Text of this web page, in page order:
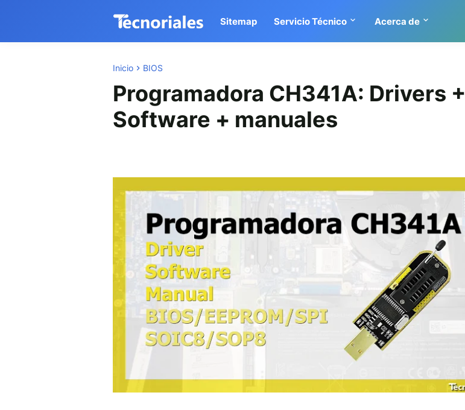
Sitemap Servicio Técnico Acerca de
Inicio BIOS
Programadora CH341A: Drivers +
Software + manuales